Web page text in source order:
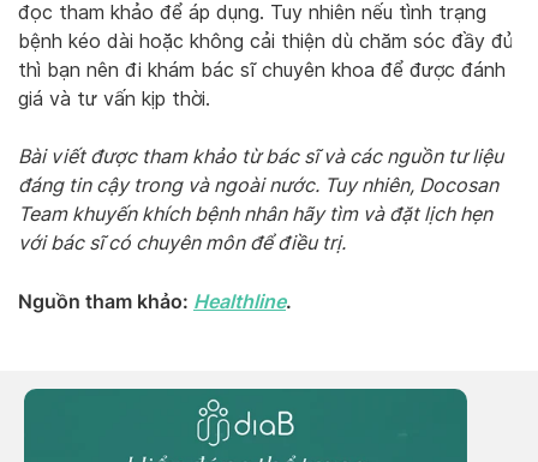
đọc tham khảo để áp dụng. Tuy nhiên nếu tình trạng
bệnh kéo dài hoặc không cải thiện dù chăm sóc đầy đủ
thì bạn nên đi khám bác sĩ chuyên khoa để được đánh
giá và tư vấn kịp thời.
Bài viết được tham khảo từ bác sĩ và các nguồn tư liệu
đáng tin cậy trong và ngoài nước. Tuy nhiên, Docosan
Team khuyến khích bệnh nhân hãy tìm và đặt lịch hẹn
với bác sĩ có chuyên môn để điều trị.
Nguồn tham khảo: Healthline.